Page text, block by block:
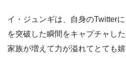
イ・ジュンギは、自身のTwitter
を突破した瞬間をキャプチャし
家族が増えて力が溢れてとても